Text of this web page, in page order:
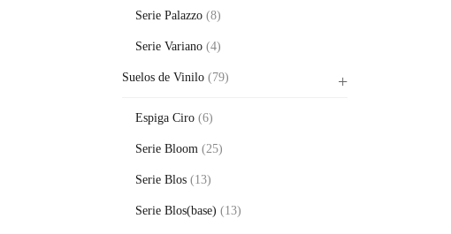
Serie Palazzo (8)
Serie Variano (4)
Suelos de Vinilo (79)
Espiga Ciro (6)
Serie Bloom (25)
Serie Blos (13)
Serie Blos(base) (13)